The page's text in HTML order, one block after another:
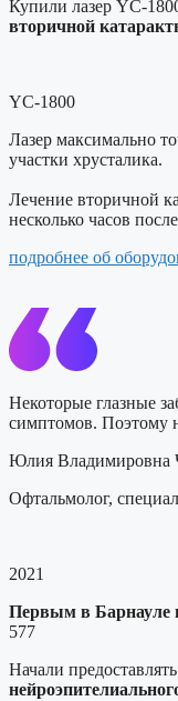
Купили лазер YC-
вторичной
YC-1800
Лазер максимально
участки хрусталика.
Лечение вторичной
несколько часов
подробнее об
Некоторые глазные
симптомов. Поэтому
Юлия Владимировна
Офтальмолог,
2021
Первым в Барнауле
577
Начали